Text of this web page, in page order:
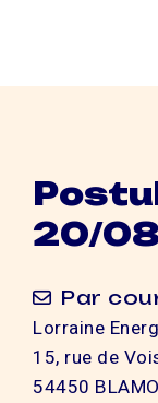
20/
Par
Lorraine
15, rue de
54450